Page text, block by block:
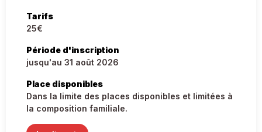
Tarifs
25€
Période d'inscription
jusqu'au 31 août 2026
Place disponibles
Dans la limite des places disponibles et limitées à
la composition familiale.